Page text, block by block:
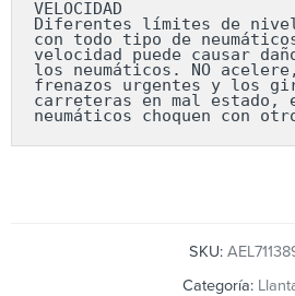
VELOCIDAD
Diferentes límites de
con todo tipo de
velocidad puede causar
los neumáticos. NO
frenazos urgentes y los
carreteras en mal estado,
neumáticos choquen con
SKU:
Categoría: